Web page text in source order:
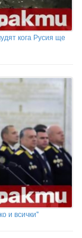
кога Русия ще
и всички"